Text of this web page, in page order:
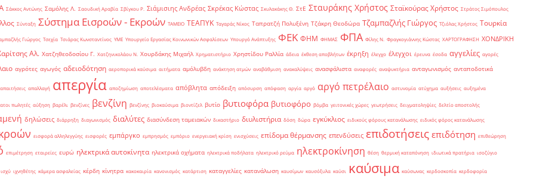
Σάκκος Αντώνης Σαμόλης Λ. Σαουδική Αραβία Σβίγκου Ρ. Σιάμισιης Ανδρέας Σκρέκας Κώστας Σκυλακάκης Θ. ΣτΕ Σταυράκης Χρήστος Σταϊκούρας Χρήστος Στράτος Σιμόπουλος
Σύνταξη Σύστημα Εισροών - Εκροών ΤΑΜΕΙΟ ΤΕΑΠΥΚ Ταγαράς Νίκος Ταπρατζή Πολυξένη Τζάκρη Θεοδώρα Τζαμπαζλής Γιώργος Τζιόλας Χρήστος Τουρκία
Γιώργος Τσεχία Τσιάρας Κωνσταντίνος ΥΜΕ Υπουργείο Εργασίας Κοινωνικών Ασφαλίσεων Υπουργό Ανάπτυξης ΦΕΚ ΦΗΜ ΦΗΜΑΣ ΦΠΑ Φίλης Ν. Φραγκογιάννης Κώστας ΧΑΡΤΟΓΡΑΦΗΣΗ ΧΟΝΔΡΙΚΗ
Αλ. Χατζηθεοδοσίου Γ. Χατζηνικολάου Ν. Χουρδάκης Μιχαήλ Χρηματιστήριο Χρηστίδου Ραλλία άδεια έκθεση αποβλήτων έκρηξη έλεγχο έλεγχοι έρευνα έσοδα αγγελίες αγορές
αγρότες αγωγός αδειοδότηση αεροπορικά καύσιμα αιτήματα αμόλυβδη ανάκτηση ατμών αναβάθμιση ανακαλύψεις ανασφάλιστα αναφορές αναψυκτήρια ανταγωνισμός ανταποδοτικά
απαιτήσεις απαλλαγή απεργία αποζημίωση αποτελέσματα απόβλητα απόδειξη απόσυρση απόφαση αργία αργό αργό πετρέλαιο αστυνομία ατύχημα αυξήσεις αυξημένα
πωλητές αύξηση βαρέλι βενζίνες βενζίνη βενζίνης βιοκαύσιμα βιοντίζελ βυτίο βυτιοφόρα βυτιοφόρο βόμβα γειτονικές χώρες γεωτρήσεις δειγματοληψίες δελτίο αποστολής
δηλώσεις διάρρηξη διαγωνισμός διαλύτες διασύνδεση ταμειακών δικαστήριο διυλιστήρια δόση δώρα εγκύκλιος ειδικούς φόρους κατανάλωσης ειδικός φόρος κατανάλωσης
εισφορά αλληλεγγύης εισφορές εμπάργκο εμπρησμός εμπόριο ενεργειακή κρίση ενισχύσεις επίδομα θέρμανσης επενδύσεις επιδοτήσεις επιδότηση επιθεώρηση
επιμέτρηση εταιρείες ευρώ ηλεκτρικά αυτοκίνητα ηλεκτρικά οχήματα ηλεκτρικά ποδήλατα ηλεκτρικό ρεύμα ηλεκτροκίνηση θέση θερμική καταπόνηση ιδιωτικά πρατήρια ισοζύγιο
ισχύ ιχνηθέτης κάμερα ασφαλείας κέρδη κίνητρα κακοκαιρία κανονισμός κατάρτιση καταγγελίες κατανάλωση καυσίμων καυσόξυλα καύσι καύσιμα καύσωνας κερδοσκοπία κερδοφορία